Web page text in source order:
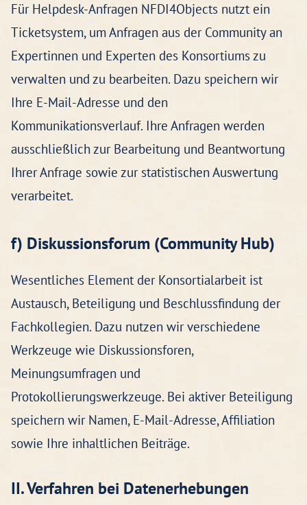
Für Helpdesk-Anfragen NFDI4Objects nutzt ein
Ticketsystem, um Anfragen aus der Community an
Expertinnen und Experten des Konsortiums zu
verwalten und zu bearbeiten. Dazu speichern wir
Ihre E-Mail-Adresse und den
Kommunikationsverlauf. Ihre Anfragen werden
ausschließlich zur Bearbeitung und Beantwortung
Ihrer Anfrage sowie zur statistischen Auswertung
verarbeitet.
f) Diskussionsforum (Community Hub)
Wesentliches Element der Konsortialarbeit ist
Austausch, Beteiligung und Beschlussfindung der
Fachkollegien. Dazu nutzen wir verschiedene
Werkzeuge wie Diskussionsforen,
Meinungsumfragen und
Protokollierungswerkzeuge. Bei aktiver Beteiligung
speichern wir Namen, E-Mail-Adresse, Affiliation
sowie Ihre inhaltlichen Beiträge.
II. Verfahren bei Datenerhebungen